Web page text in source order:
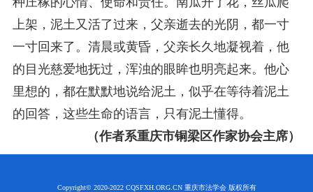
上架，泥土又活了过来，父亲逝去的光阴，都一寸
一寸回来了。清晨或黄昏，父亲长久地凝视着，他
的目光慈爱地抚过，浑浊的眼眸也明亮起来。他心
里想的，都在默默地说给泥土，似乎在等待着泥土
的回答，这些生命的语言，只有泥土懂得。
（作者系重庆市铜梁区作家协会主席）
Copyright© 2020-2022 CQSFXH.ORG.CN 重庆市法学会 版权所有